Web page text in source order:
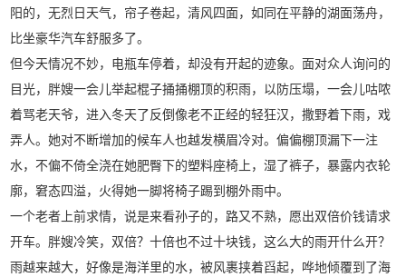
阳的，无烈日天气，帘子卷起，清风四面，如同在平静的湖面荡舟，
比坐豪华汽车舒服多了。
但今天情况不妙，电瓶车停着，却没有开起的迹象。面对众人询问的
目光，胖嫂一会儿举起棍子捅捅棚顶的积雨，以防压塌，一会儿咕哝
着骂老天爷，进入冬天了反倒像老不正经的轻狂汉，撒野着下雨，戏
弄人。她对不断增加的候车人也越发横眉冷对。偏偏棚顶漏下一注
水，不偏不倚全浇在她肥臀下的塑料座椅上，湿了裤子，暴露内衣轮
廓，窘态四溢，火得她一脚将椅子踢到棚外雨中。
一个老者上前求情，说是来看孙子的，路又不熟，愿出双倍价钱请求
开车。胖嫂冷笑，双倍？十倍也不过十块钱，这么大的雨开什么开？
雨越来越大，好像是海洋里的水，被风裹挟着舀起，哗地倾覆到了海